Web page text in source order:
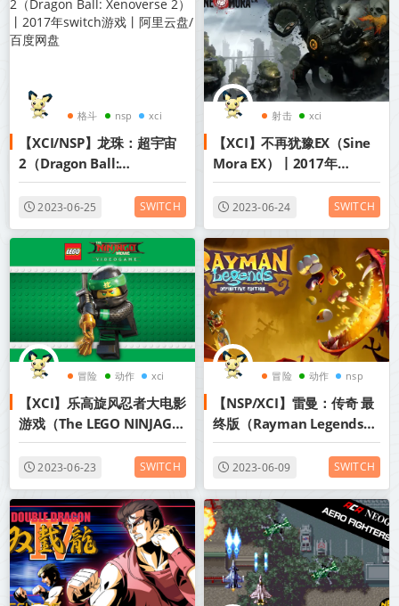
格斗 nsp xci
【XCI/NSP】龙珠：超宇宙
2（Dragon Ball:
Xenoverse 2）丨2017年
switch游戏丨阿里云盘/百
2023-06-25 SWITCH
射击 xci
【XCI】不再犹豫EX（Sine
Mora EX）丨2017年
switch游戏丨阿里云盘/百
度网盘
2023-06-24 SWITCH
冒险 动作 xci
【XCI】乐高旋风忍者大电影
游戏（The LEGO NINJAGO
Movie Video Game）丨
2017年switch游戏丨阿里
2023-06-23 SWITCH
冒险 动作 nsp
【NSP/XCI】雷曼：传奇 最
终版（Rayman Legends
Definitive Edition）丨
2017年switch游戏丨阿里
2023-06-09 SWITCH